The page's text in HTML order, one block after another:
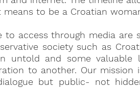
to be a Croatian
to access through media are
society such as
untold and some valuable
to another. Our mission
but public- not